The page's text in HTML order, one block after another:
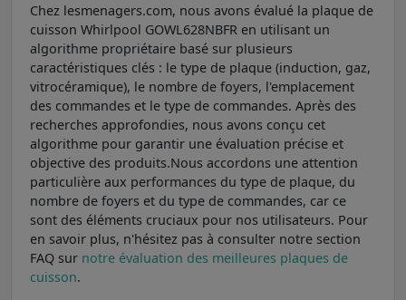
Chez lesmenagers.com, nous avons évalué la plaque de
cuisson Whirlpool GOWL628NBFR en utilisant un
algorithme propriétaire basé sur plusieurs
caractéristiques clés : le type de plaque (induction, gaz,
vitrocéramique), le nombre de foyers, l'emplacement
des commandes et le type de commandes. Après des
recherches approfondies, nous avons conçu cet
algorithme pour garantir une évaluation précise et
objective des produits.Nous accordons une attention
particulière aux performances du type de plaque, du
nombre de foyers et du type de commandes, car ce
sont des éléments cruciaux pour nos utilisateurs. Pour
en savoir plus, n'hésitez pas à consulter notre section
FAQ sur notre évaluation des meilleures plaques de
cuisson.